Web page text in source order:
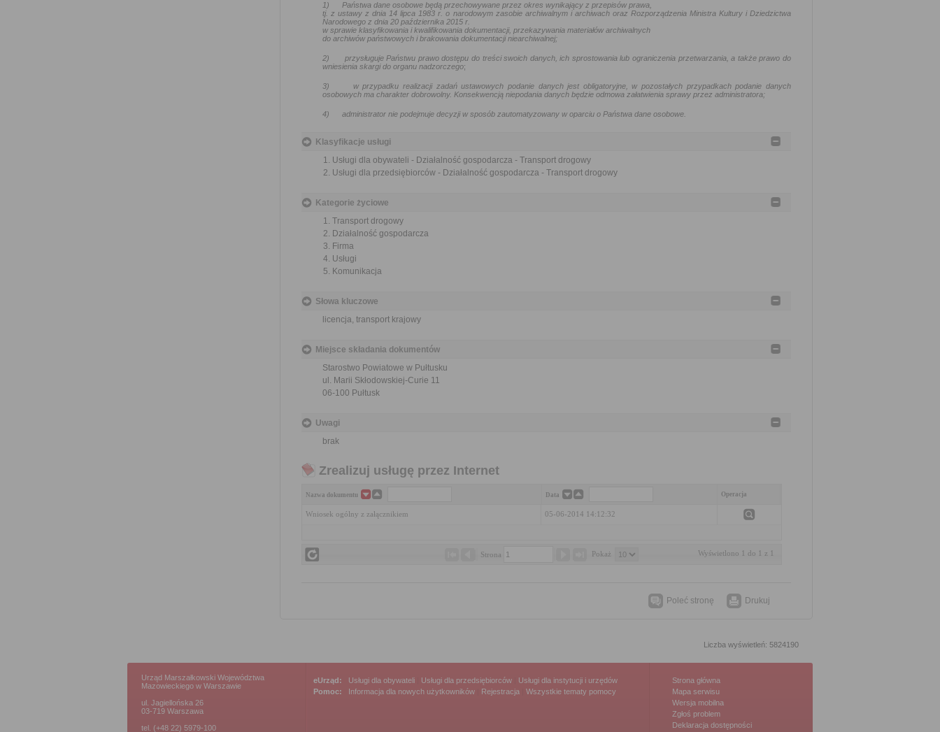
1) Państwa dane osobowe będą przechowywane przez okres wynikający z przepisów prawa,
tj. z ustawy z dnia 14 lipca 1983 r. o narodowym zasobie archiwalnym i archiwach oraz Rozporządzenia Ministra Kultury i Dziedzictwa
Narodowego z dnia 20 października 2015 r.
w sprawie klasyfikowania i kwalifikowania dokumentacji, przekazywania materiałów archiwalnych
do archiwów państwowych i brakowania dokumentacji niearchiwalnej;
2) przysługuje Państwu prawo dostępu do treści swoich danych, ich sprostowania lub ograniczenia przetwarzania, a także prawo do
wniesienia skargi do organu nadzorczego;
3) w przypadku realizacji zadań ustawowych podanie danych jest obligatoryjne, w pozostałych przypadkach podanie danych
osobowych ma charakter dobrowolny. Konsekwencją niepodania danych będzie odmowa załatwienia sprawy przez administratora;
4) administrator nie podejmuje decyzji w sposób zautomatyzowany w oparciu o Państwa dane osobowe.
Klasyfikacje usługi
Usługi dla obywateli - Działalność gospodarcza - Transport drogowy
Usługi dla przedsiębiorców - Działalność gospodarcza - Transport drogowy
Kategorie życiowe
Transport drogowy
Działalność gospodarcza
Firma
Usługi
Komunikacja
Słowa kluczowe
licencja, transport krajowy
Miejsce składania dokumentów
Starostwo Powiatowe w Pułtusku
ul. Marii Skłodowskiej-Curie 11
06-100 Pułtusk
Uwagi
brak
Zrealizuj usługę przez Internet
Nazwa dokumentu Data Operacja
Wniosek ogólny z załącznikiem 05-06-2014 14:12:32
Strona Pokaż Wyświetlono 1 do 1 z 1
Poleć stronę Drukuj
Liczba wyświetleń: 5824190
Urząd Marszałkowski Województwa
Mazowieckiego w Warszawie
ul. Jagiellońska 26
03-719 Warszawa
tel. (+48 22) 5979-100
eUrząd: Usługi dla obywateli Usługi dla przedsiębiorców
Usługi dla instytucji i urzędów
Pomoc:
Informacja dla nowych użytkowników Rejestracja |Wszystkie tematy pomocy
Strona główna
Mapa serwisu
Wersja mobilna
Zgłoś problem
Deklaracja dostępności